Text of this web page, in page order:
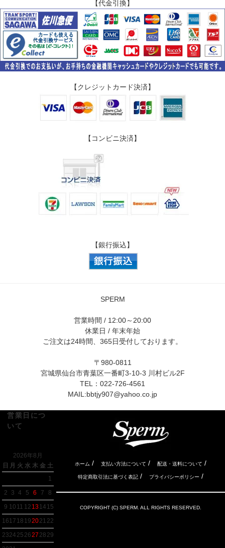
【代金引換】
【クレジットカード決済】
【コンビニ決済】
【銀行振込】
SPERM
営業時間 / 12:00～20:00
休業日 / 年末年始
ご注文は24時間、365日受付しております。
〒980-0811
宮城県仙台市青葉区一番町3-10-3 川村ビル2F
TEL：022-726-4561
MAIL:bbtjy907@yahoo.co.jp
営業日につ
いて
2026年8月
日 月 火 水 木 金 土
1
2
3 4 5 6 7
8
9 10 11 12 1314 15
1617 18 192021 22
2324 25 2627 28 29
ホーム / 支払い方法について / 配送・送料について /
特定商取引法に基づく表記 / プライバシーポリシー /
COPYRIGHT (C) SPERM. ALL RIGHTS RESERVED.